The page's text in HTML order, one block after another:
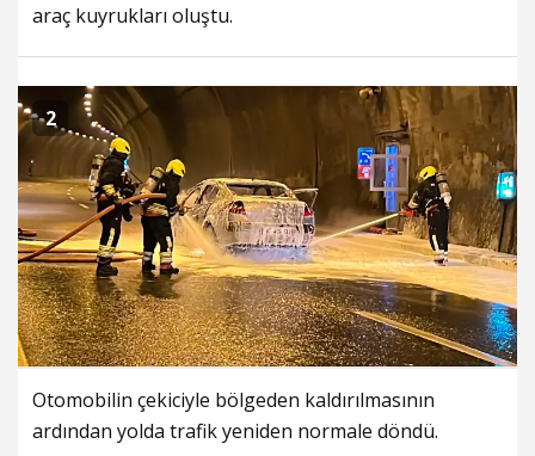
araç kuyrukları oluştu.
2
Otomobilin çekiciyle bölgeden kaldırılmasının
ardından yolda trafik yeniden normale döndü.